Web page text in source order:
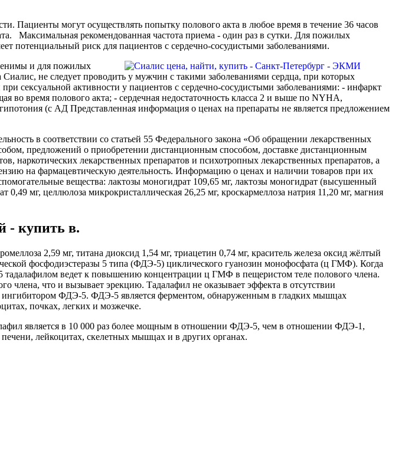
Пациенты могут осуществлять попытку полового акта в любое время в течение 36 часов
Максимальная рекомендованная частота приема - один раз в сутки. Для пожилых
потенциальный риск для пациентов с сердечно-сосудистыми заболеваниями.
и для пожилых
не следует проводить у мужчин с такими заболеваниями сердца, при которых
сексуальной активности у пациентов с сердечно-сосудистыми заболеваниями: - инфаркт
во время полового акта; - сердечная недостаточность класса 2 и выше по NYHA,
(с АД Представленная информация о ценах на препараты не является предложением
в соответствии со статьей 55 Федерального закона «Об обращении лекарственных
предложений о приобретении дистанционным способом, доставке дистанционным
наркотических лекарственных препаратов и психотропных лекарственных препаратов, а
на фармацевтическую деятельность. Информацию о ценах и наличии товаров при их
вещества: лактозы моногидрат 109,65 мг, лактозы моногидрат (высушенный
0,49 мг, целлюлоза микрокристаллическая 26,25 мг, кроскармеллоза натрия 11,20 мг, магния
- купить в.
2,59 мг, титана диоксид 1,54 мг, триацетин 0,74 мг, краситель железа оксид жёлтый
фосфодиэстеразы 5 типа (ФДЭ-5) циклического гуанозин монофосфата (ц ГМФ). Когда
тадалафилом ведет к повышению концентрации ц ГМФ в пещеристом теле полового члена.
члена, что и вызывает эрекцию. Тадалафил не оказывает эффекта в отсутствии
ингибитором ФДЭ-5. ФДЭ-5 является ферментом, обнаруженным в гладких мышцах
почках, легких и мозжечке.
является в 10 000 раз более мощным в отношении ФДЭ-5, чем в отношении ФДЭ-1,
лейкоцитах, скелетных мышцах и в других органах.